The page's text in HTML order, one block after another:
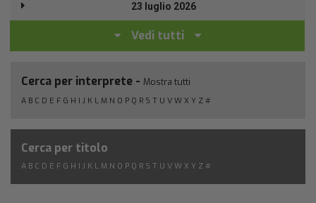
23 luglio 2026
Vedi tutti
Cerca per interprete - Mostra tutti
A B C D E F G H I J K L M N O P Q R S T U V W X Y Z #
Cerca per titolo
A B C D E F G H I J K L M N O P Q R S T U V W X Y Z #